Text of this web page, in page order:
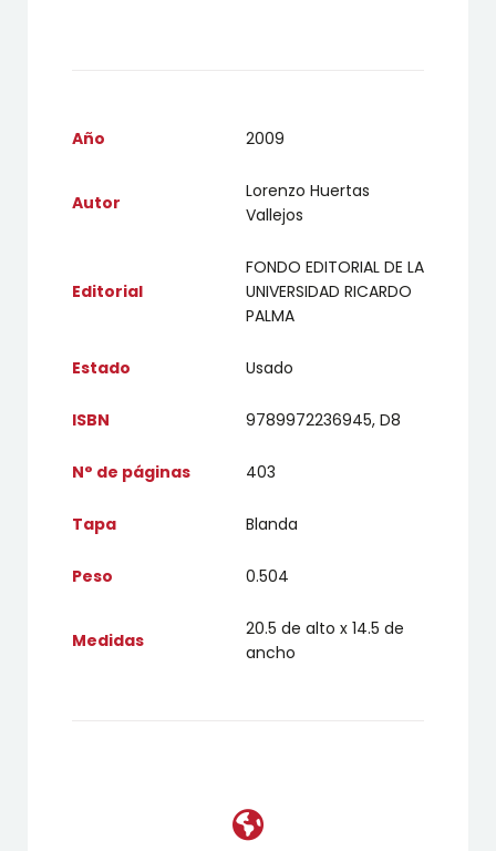
Año 2009
Autor
Lorenzo Huertas
Vallejos
Editorial
FONDO EDITORIAL DE LA
UNIVERSIDAD RICARDO
PALMA
Estado Usado
ISBN 9789972236945, D8
N° de páginas 403
Tapa Blanda
Peso 0.504
Medidas
20.5 de alto x 14.5 de
ancho